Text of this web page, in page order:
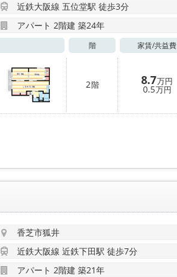
近鉄大阪線 五位堂駅 徒歩3分
アパート 2階建 築24年
階 家賃/共益費
2階 8.7万円
0.5万円
香芝市狐井
近鉄大阪線 近鉄下田駅 徒歩7分
アパート 2階建 築21年